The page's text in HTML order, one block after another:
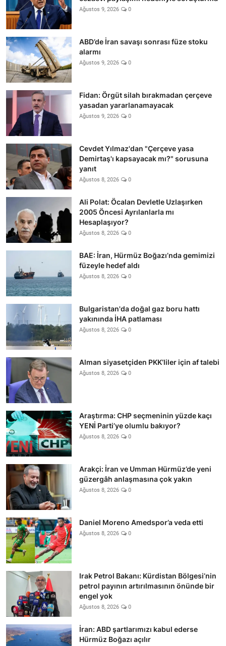
Ağustos 9, 2026 0
ABD’de İran savaşı sonrası füze stoku
alarmı
Ağustos 9, 2026 0
Fidan: Örgüt silah bırakmadan çerçeve
yasadan yararlanamayacak
Ağustos 9, 2026 0
Cevdet Yılmaz'dan "Çerçeve yasa
Demirtaş'ı kapsayacak mı?" sorusuna
yanıt
Ağustos 8, 2026 0
Ali Polat: Öcalan Devletle Uzlaşırken
2005 Öncesi Ayrılanlarla mı
Hesaplaşıyor?
Ağustos 8, 2026 0
BAE: İran, Hürmüz Boğazı’nda gemimizi
füzeyle hedef aldı
Ağustos 8, 2026 0
Bulgaristan'da doğal gaz boru hattı
yakınında İHA patlaması
Ağustos 8, 2026 0
Alman siyasetçiden PKK’liler için af talebi
Ağustos 8, 2026 0
Araştırma: CHP seçmeninin yüzde kaçı
YENİ Parti’ye olumlu bakıyor?
Ağustos 8, 2026 0
Arakçi: İran ve Umman Hürmüz’de yeni
güzergâh anlaşmasına çok yakın
Ağustos 8, 2026 0
Daniel Moreno Amedspor’a veda etti
Ağustos 8, 2026 0
Irak Petrol Bakanı: Kürdistan Bölgesi’nin
petrol payının artırılmasının önünde bir
engel yok
Ağustos 8, 2026 0
İran: ABD şartlarımızı kabul ederse
Hürmüz Boğazı açılır